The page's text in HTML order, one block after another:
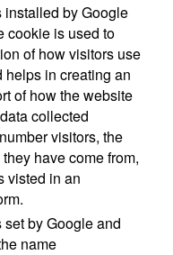
by Google
cookie is used to
of how visitors use
helps in creating an
of how the website
collected
visitors, the
have come from,
visted in an
by Google and
name